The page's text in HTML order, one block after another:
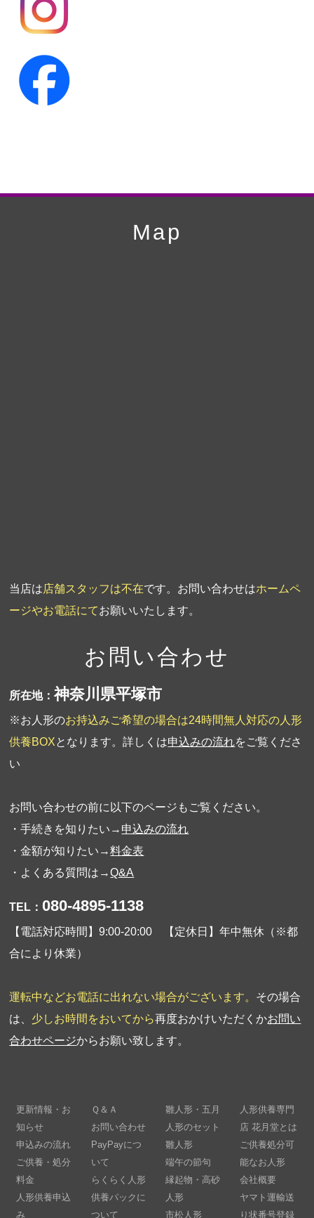
第18回人形供養祭
第16回人形供養祭
第15回人形供養祭
第12回人形供養祭平成22年3月9日
平成21年12月4日
Map
当店は店舗スタッフは不在です。お問い合わせはホームペ
ージやお電話にてお願いいたします。
お問い合わせ
所在地：神奈川県平塚市
※お人形のお持込みご希望の場合は24時間無人対応の人形
供養BOXとなります。詳しくは申込みの流れをご覧くださ
い
お問い合わせの前に以下のページもご覧ください。
・手続きを知りたい→ 申込みの流れ
・金額が知りたい→料金表
・よくある質問は→Q&A
TEL： 080-4895-1138
【電話対応時間】9:00-20:00 【定休日】年中無休（※都
合により休業）
運転中などお電話に出れない場合がございます。 その場合
は、 少しお時間をおいてから再度おかけいただくかお問い
合わせページからお願い致します。
更新情報・お
知らせ
申込みの流れ
ご供養・処分
料金
人形供養申込
み
Ｑ＆Ａ
お問い合わせ
PayPayにつ
いて
らくらく人形
供養パックに
ついて
雛人形・五月
人形のセット
雛人形
端午の節句
縁起物・高砂
人形
市松人形
人形供養専門
店 花月堂とは
ご供養処分可
能なお人形
会社概要
ヤマト運輸送
り状番号登録